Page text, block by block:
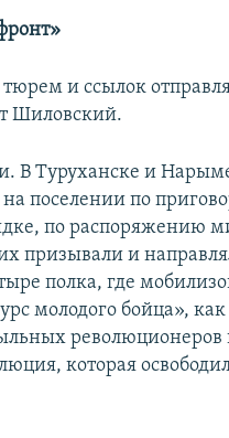
и ссылок
Шиловский.
В Туруханске и
поселении по
по распоряжению
призывали и
полка, где
молодого бойца», как
революционеров
которая